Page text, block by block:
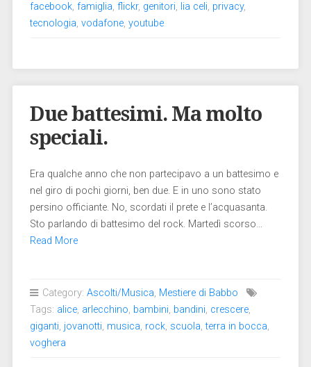
facebook, famiglia, flickr, genitori, lia celi, privacy,
tecnologia, vodafone, youtube
Due battesimi. Ma molto
speciali.
Era qualche anno che non partecipavo a un battesimo e
nel giro di pochi giorni, ben due. E in uno sono stato
persino officiante. No, scordati il prete e l’acquasanta.
Sto parlando di battesimo del rock. Martedì scorso…
Read More
Category: Ascolti/Musica, Mestiere di Babbo
Tags: alice, arlecchino, bambini, bandini, crescere,
giganti, jovanotti, musica, rock, scuola,terra in bocca,
voghera